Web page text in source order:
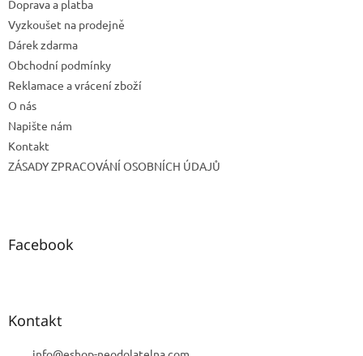
Doprava a platba
Vyzkoušet na prodejně
Dárek zdarma
Obchodní podmínky
Reklamace a vrácení zboží
O nás
Napište nám
Kontakt
ZÁSADY ZPRACOVÁNÍ OSOBNÍCH ÚDAJŮ
Facebook
Kontakt